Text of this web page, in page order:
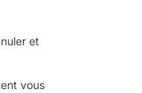
et
vous